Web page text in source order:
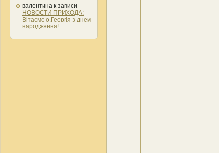
валентина к записи
НОВОСТИ ПРИХОДА:
Вітаємо о.Георгія з днем
народження!